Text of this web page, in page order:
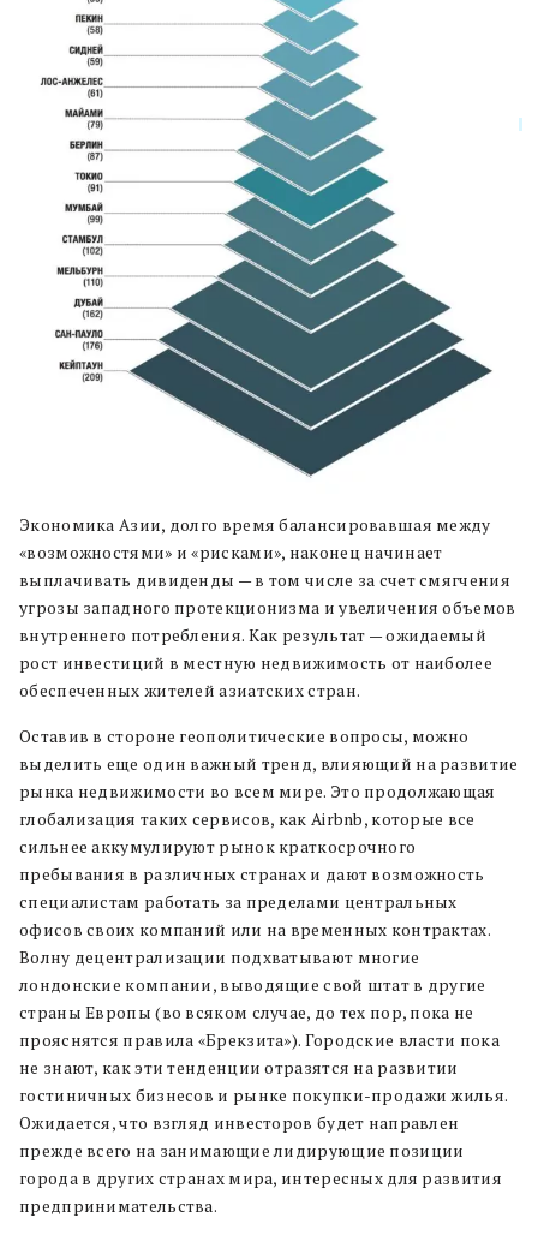
Экономика Азии, долго время балансировавшая между
«возможностями» и «рисками», наконец начинает
выплачивать дивиденды — в том числе за счет смягчения
угрозы западного протекционизма и увеличения объемов
внутреннего потребления. Как результат — ожидаемый
рост инвестиций в местную недвижимость от наиболее
обеспеченных жителей азиатских стран.
Оставив в стороне геополитические вопросы, можно
выделить еще один важный тренд, влияющий на развитие
рынка недвижимости во всем мире. Это продолжающая
глобализация таких сервисов, как Airbnb, которые все
сильнее аккумулируют рынок краткосрочного
пребывания в различных странах и дают возможность
специалистам работать за пределами центральных
офисов своих компаний или на временных контрактах.
Волну децентрализации подхватывают многие
лондонские компании, выводящие свой штат в другие
страны Европы (во всяком случае, до тех пор, пока не
прояснятся правила «Брекзита»). Городские власти пока
не знают, как эти тенденции отразятся на развитии
гостиничных бизнесов и рынке покупки-продажи жилья.
Ожидается, что взгляд инвесторов будет направлен
прежде всего на занимающие лидирующие позиции
города в других странах мира, интересных для развития
предпринимательства.